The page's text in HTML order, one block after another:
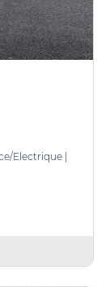
Electrique |